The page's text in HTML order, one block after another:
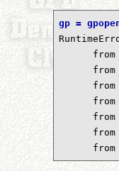
gp =
from
from
from
from
from
from
from